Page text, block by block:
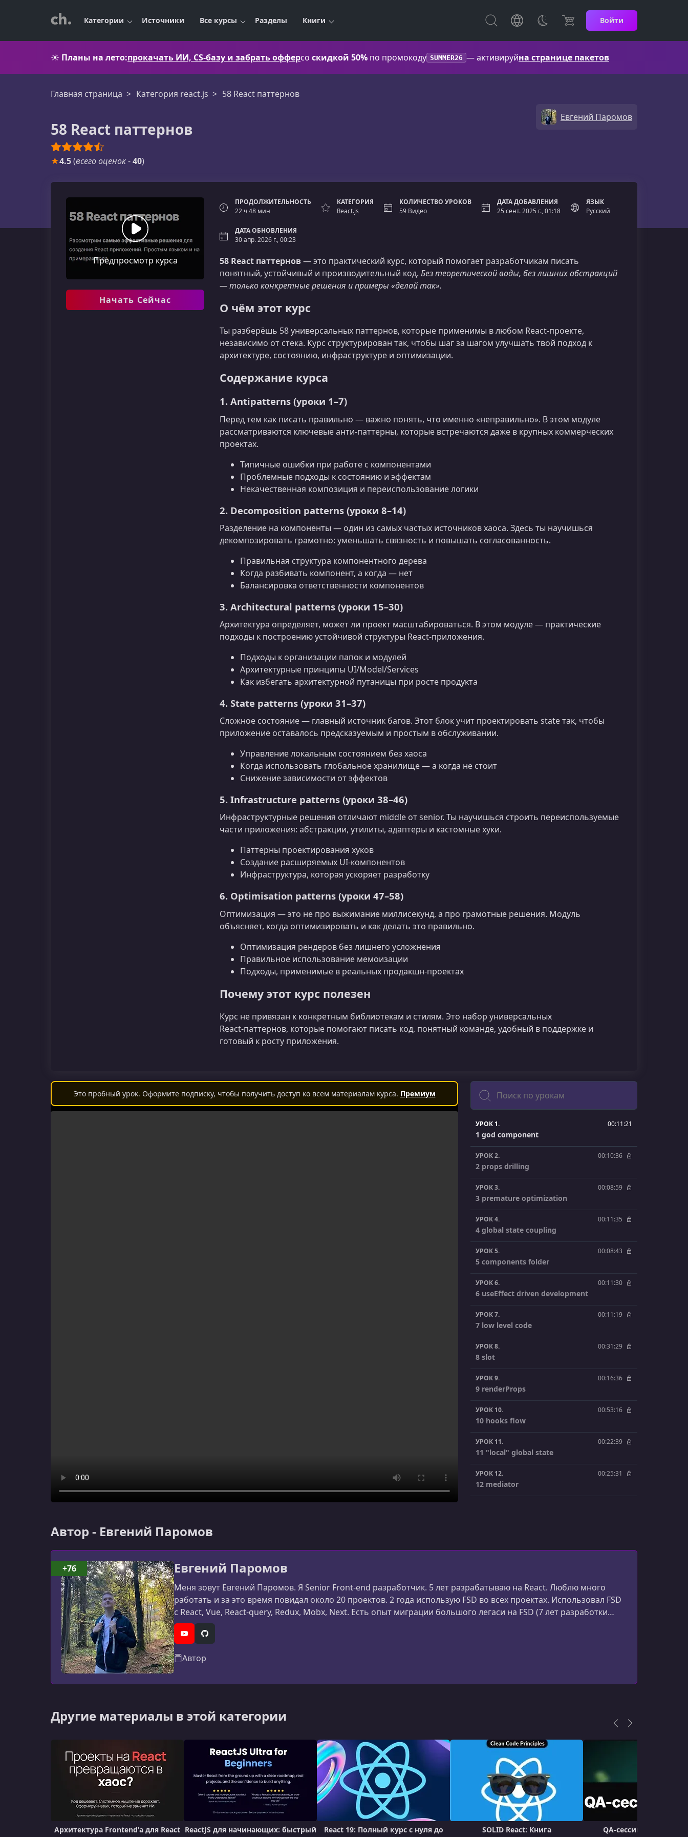
Категории Источники Все курсы Разделы Книги Войти
☀️ Планы на лето:прокачать ИИ, CS-базу и забрать офферсо скидкой 50% по промокоду SUMMER26 — активируйна странице пакетов
Главная страница Категория react.js 58 React паттернов
58 React паттернов
Евгений Паромов
★4.5(всего оценок-40)
Предпросмотр курса
Начать Сейчас
ПРОДОЛЖИТЕЛЬНОСТЬ
22 ч 48 мин
КАТЕГОРИЯ
React.js
КОЛИЧЕСТВО УРОКОВ
59 Видео
ДАТА ДОБАВЛЕНИЯ
25 сент. 2025 г., 01:18
ЯЗЫК
Русский
ДАТА ОБНОВЛЕНИЯ
30 апр. 2026 г., 00:23
58 React паттернов— это практический курс, который помогает разработчикам писать
понятный, устойчивый и производительный код. Без теоретической воды, без лишних абстракций
— только конкретные решения и примеры «делай так».
О чём этот курс
Ты разберёшь 58 универсальных паттернов, которые применимы в любом React‑проекте,
независимо от стека. Курс структурирован так, чтобы шаг за шагом улучшать твой подход к
архитектуре, состоянию, инфраструктуре и оптимизации.
Содержание курса
1. Antipatterns (уроки 1–7)
Перед тем как писать правильно — важно понять, что именно «неправильно». В этом модуле
рассматриваются ключевые анти‑паттерны, которые встречаются даже в крупных коммерческих
проектах.
Типичные ошибки при работе с компонентами
Проблемные подходы к состоянию и эффектам
Некачественная композиция и переиспользование логики
2. Decomposition patterns (уроки 8–14)
Разделение на компоненты — один из самых частых источников хаоса. Здесь ты научишься
декомпозировать грамотно: уменьшать связность и повышать согласованность.
Правильная структура компонентного дерева
Когда разбивать компонент, а когда — нет
Балансировка ответственности компонентов
3. Architectural patterns (уроки 15–30)
Архитектура определяет, может ли проект масштабироваться. В этом модуле — практические
подходы к построению устойчивой структуры React‑приложения.
Подходы к организации папок и модулей
Архитектурные принципы UI/Model/Services
Как избегать архитектурной путаницы при росте продукта
4. State patterns (уроки 31–37)
Сложное состояние — главный источник багов. Этот блок учит проектировать state так, чтобы
приложение оставалось предсказуемым и простым в обслуживании.
Управление локальным состоянием без хаоса
Когда использовать глобальное хранилище — а когда не стоит
Снижение зависимости от эффектов
5. Infrastructure patterns (уроки 38–46)
Инфраструктурные решения отличают middle от senior. Ты научишься строить переиспользуемые
части приложения: абстракции, утилиты, адаптеры и кастомные хуки.
Паттерны проектирования хуков
Создание расширяемых UI‑компонентов
Инфраструктура, которая ускоряет разработку
6. Optimisation patterns (уроки 47–58)
Оптимизация — это не про выжимание миллисекунд, а про грамотные решения. Модуль
объясняет, когда оптимизировать и как делать это правильно.
Оптимизация рендеров без лишнего усложнения
Правильное использование мемоизации
Подходы, применимые в реальных продакшн‑проектах
Почему этот курс полезен
Курс не привязан к конкретным библиотекам и стилям. Это набор универсальных
React‑паттернов, которые помогают писать код, понятный команде, удобный в поддержке и
готовый к росту приложения.
Это пробный урок. Оформите подписку, чтобы получить доступ ко всем материалам курса. Премиум
Поиск
УРОК 1. 00:11:21
1 god component
УРОК 2. 00:10:36
2 props drilling
УРОК 3. 00:08:59
3 premature optimization
УРОК 4. 00:11:35
4 global state coupling
УРОК 5. 00:08:43
5 components folder
УРОК 6. 00:11:30
6 useEffect driven development
УРОК 7. 00:11:19
7 low level code
УРОК 8. 00:31:29
8 slot
УРОК 9. 00:16:36
9 renderProps
УРОК 10. 00:53:16
10 hooks flow
УРОК 11. 00:22:39
11 "local" global state
УРОК 12. 00:25:31
12 mediator
УРОК 16. 00:13:39
16 group
00:13:05
20 view group
УРОК 21.
21 business group
УРОК 22.
22 generic business group
УРОК 23. 00:11:16
23 shared kernel group
Автор - Евгений Паромов
Евгений Паромов
Меня зовут Евгений Паромов. Я Senior Front-end разработчик. 5 лет разрабатываю на React. Люблю много
работать и за это время повидал около 20 проектов. 2 года использую FSD во всех проектах. Использовал FSD
с React, Vue, React-query, Redux, Mobx, Next. Есть опыт миграции большого легаси на FSD (7 лет разработки
нескольких команд). Есть опыт разработки проектов на FSD с нуля
YouTubeGitHub
Автор
+76
Другие материалы в этой категории
Архитектура Frontend'a для React ReactJS для начинающих: быстрый
React 19: Полный курс с нуля до
SOLID React: Книга
QA-сессии курса 58